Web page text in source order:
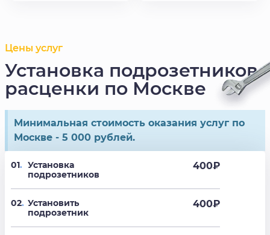
Цены услуг
Установка подрозетников
расценки по Москве
Минимальная стоимость оказания услуг по
Москве - 5 000 рублей.
01. Установка
подрозетников
400₽
02. Установить
подрозетник
400₽